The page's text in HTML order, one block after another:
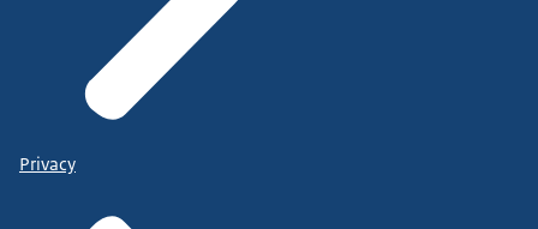
Privacy